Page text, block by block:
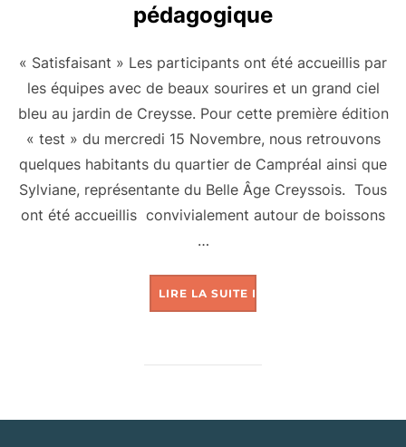
pédagogique
« Satisfaisant » Les participants ont été accueillis par
les équipes avec de beaux sourires et un grand ciel
bleu au jardin de Creysse. Pour cette première édition
« test » du mercredi 15 Novembre, nous retrouvons
quelques habitants du quartier de Campréal ainsi que
Sylviane, représentante du Belle Âge Creyssois. Tous
ont été accueillis convivialement autour de boissons
…
LIRE LA SUITE DE